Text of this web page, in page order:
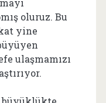
oluruz. Bu
yine
ulaşmamızı